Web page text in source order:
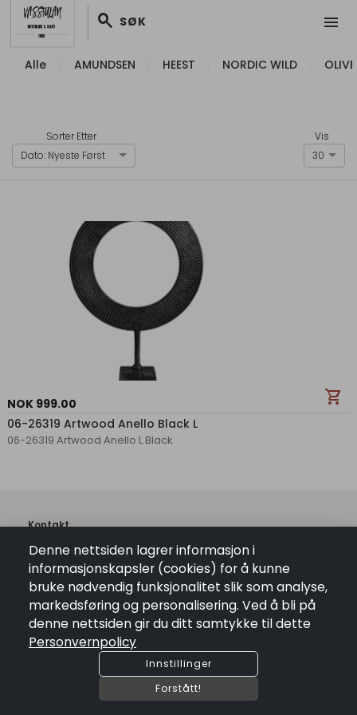
search SØK menu
Alle AMUNDSEN HEEST NORDIC WILD
Sorter Etter
Dato: Nyeste Først
Vis
30
NOK 999.00 shopping_cart
06-26319 Artwood Anello Black L
06-26319 Artwood Anello L Black
Kontakt
pin_drop Vasstulan 46 , 3632 Uvdal
mail bestilling@vasstulan.no
phone +4748297853
ORG. NR: 957347584
Lenker
Personvernpolicy
Denne nettsiden lagrer informasjon i
informasjonskapsler (cookies) for å kunne
bruke nødvendig funksjonalitet slik som analyse,
markedsføring og personalisering. Ved å bli på
denne nettsiden gir du ditt samtykke til dette
Personvernpolicy
Innstillinger
Forstått!